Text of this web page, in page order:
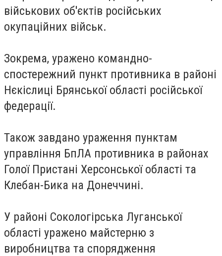
військових об'єктів російських
окупаційних військ.
Зокрема, уражено командно-
спостережний пункт противника в районі
Нєкіслиці Брянської області російської
федерації.
Також завдано ураження пунктам
управління БпЛА противника в районах
Голої Пристані Херсонської області та
Клебан-Бика на Донеччині.
У районі Сокологірська Луганської
області уражено майстерню з
виробництва та спорядження